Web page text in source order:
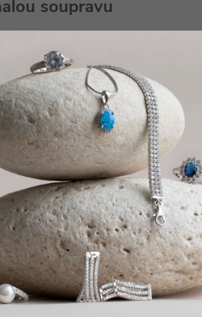
soupravu
5 mm ROSE
zvolit?
pevné délkynapř. 17 cm, 18 cm,
, stačí sivzít provázeka naměřit si délku
řetízek- u náhrdelníku vámumožňuje
podle vašeho přání, aniž by bylo
u nás najdete?